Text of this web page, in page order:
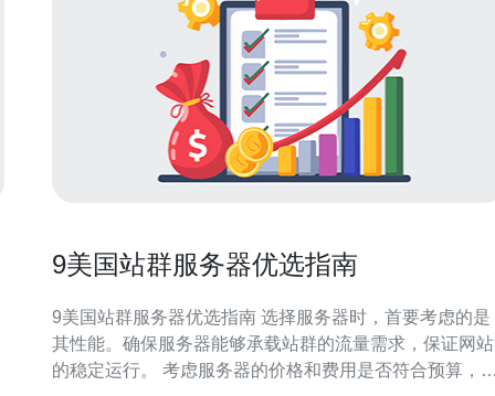
9美国站群服务器优选指南
9美国站群服务器优选指南 选择服务器时，首要考虑的是
其性能。确保服务器能够承载站群的流量需求，保证网站
的稳定运行。 考虑服务器的价格和费用是否符合预算，同